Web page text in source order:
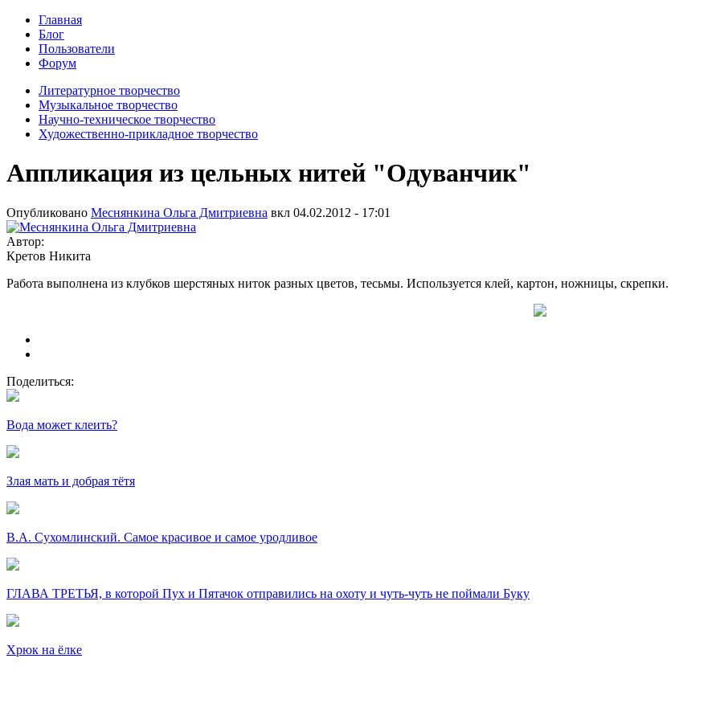
Главная
Блог
Пользователи
Форум
Литературное творчество
Музыкальное творчество
Научно-техническое творчество
Художественно-прикладное творчество
Аппликация из цельных нитей "Одуванчик"
Опубликовано Меснянкина Ольга Дмитриевна вкл 04.02.2012 - 17:01
Автор:
Кретов Никита
Работа выполнена из клубков шерстяных ниток разных цветов, тесьмы. Используется клей, картон, ножницы, скрепки.
Поделиться:
Вода может клеить?
Злая мать и добрая тётя
В.А. Сухомлинский. Самое красивое и самое уродливое
ГЛАВА ТРЕТЬЯ, в которой Пух и Пятачок отправились на охоту и чуть-чуть не поймали Буку
Хрюк на ёлке